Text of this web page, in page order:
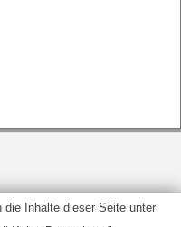
die Inhalte dieser Seite unter